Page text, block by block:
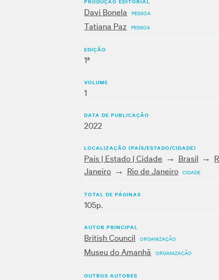
Davi Bonela PESSOA
Tatiana Paz PESSOA
EDIÇÃO
1ª
VOLUME
1
DATA DE PUBLICAÇÃO
2022
LOCALIZAÇÃO (PAÍS/ESTADO/CIDADE)
País | Estado | Cidade Brasil
Janeiro
Rio de Janeiro CIDADE
TOTAL DE PÁGINAS
105p.
AUTOR PRINCIPAL
British Council ORGANIZAÇÃO
Museu do Amanhã ORGANIZAÇÃO
OUTROS AUTORES